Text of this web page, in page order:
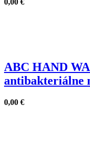
ABC HAND
antibakteriálne
0,00 €